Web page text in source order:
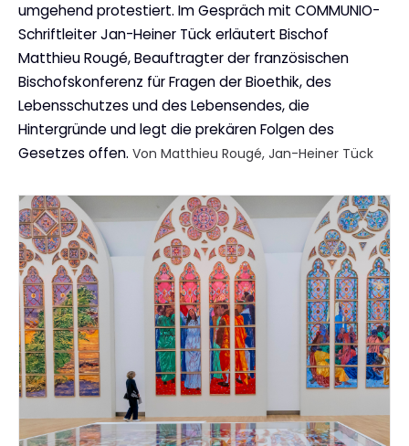
umgehend protestiert. Im Gespräch mit COMMUNIO-
Schriftleiter Jan-Heiner Tück erläutert Bischof
Matthieu Rougé, Beauftragter der französischen
Bischofskonferenz für Fragen der Bioethik, des
Lebensschutzes und des Lebensendes, die
Hintergründe und legt die prekären Folgen des
Gesetzes offen. Von Matthieu Rougé, Jan-Heiner Tück